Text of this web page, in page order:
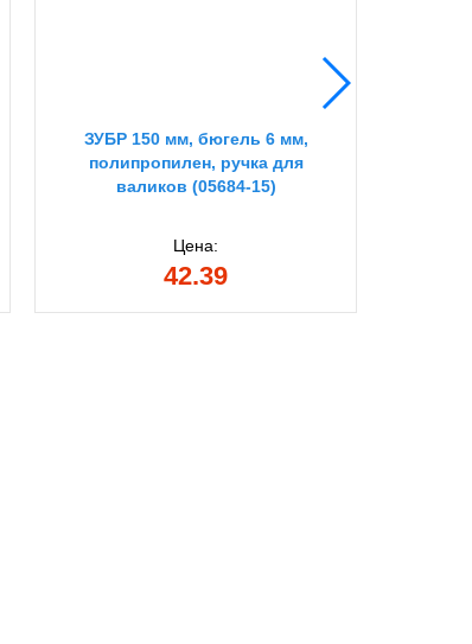
ЗУБР 150 мм, бюгель 6 мм,
полипропилен, ручка для
валиков (05684-15)
Цена:
42.39